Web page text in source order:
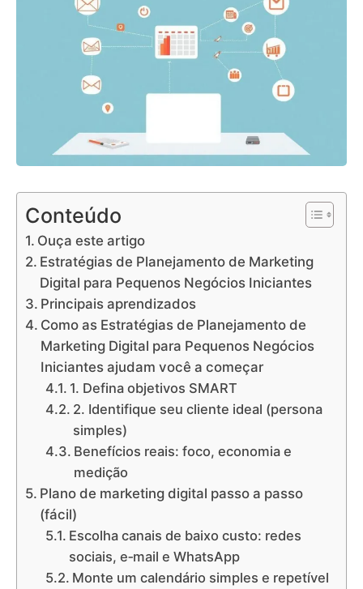
Conteúdo
Ouça este artigo
Estratégias de Planejamento de Marketing
Digital para Pequenos Negócios Iniciantes
Principais aprendizados
Como as Estratégias de Planejamento de
Marketing Digital para Pequenos Negócios
Iniciantes ajudam você a começar
1. Defina objetivos SMART
2. Identifique seu cliente ideal (persona
simples)
Benefícios reais: foco, economia e
medição
Plano de marketing digital passo a passo
(fácil)
Escolha canais de baixo custo: redes
sociais, e‑mail e WhatsApp
Monte um calendário simples e repetível